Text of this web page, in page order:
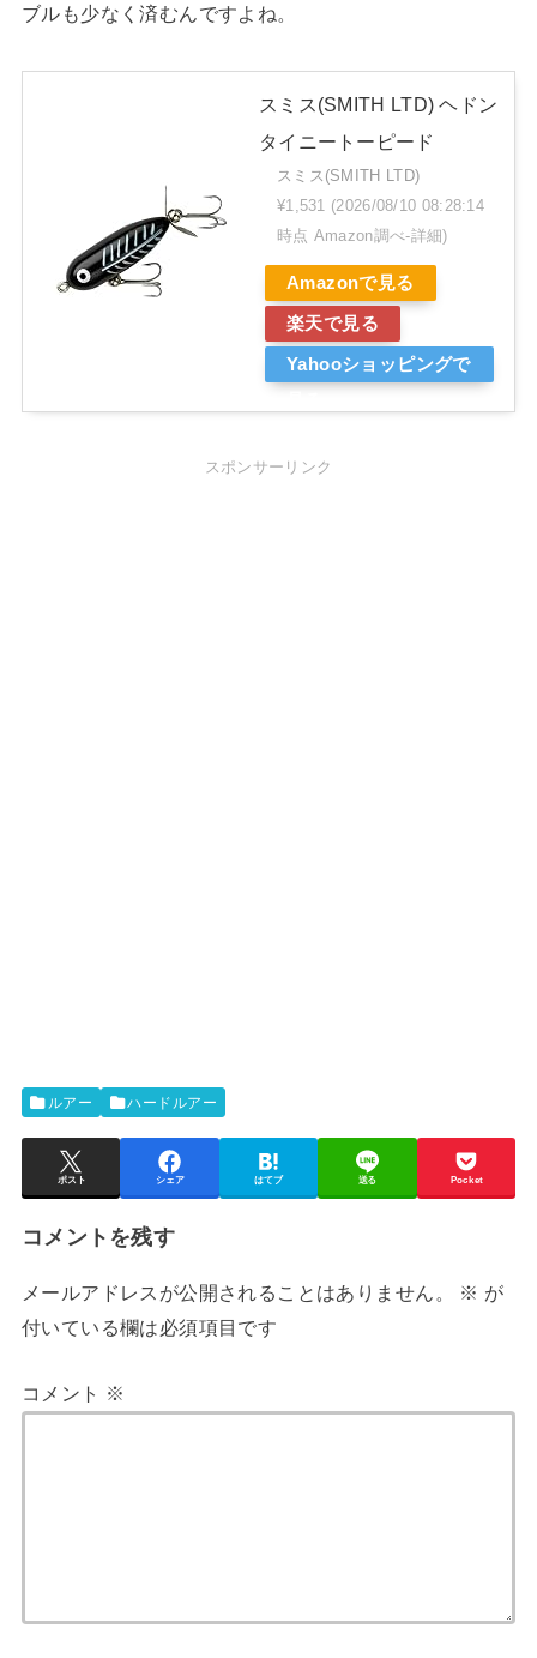
ブルも少なく済むんですよね。
スミス(SMITH LTD) ヘドン
タイニートーピード
スミス(SMITH LTD)
¥1,531
(2026/08/10 08:28:14
時点 Amazon調べ-詳細)
Amazonで見る
楽天で見る
Yahooショッピングで
スポンサーリンク
ルアー ハードルアー
ポスト シェア はてブ 送る Pocket
コメントを残す
メールアドレスが公開されることはありません。 ※ が
付いている欄は必須項目です
コメント ※